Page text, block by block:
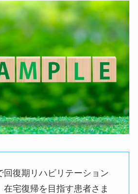
回復期リハビリテーション
在宅復帰を目指す患者さま